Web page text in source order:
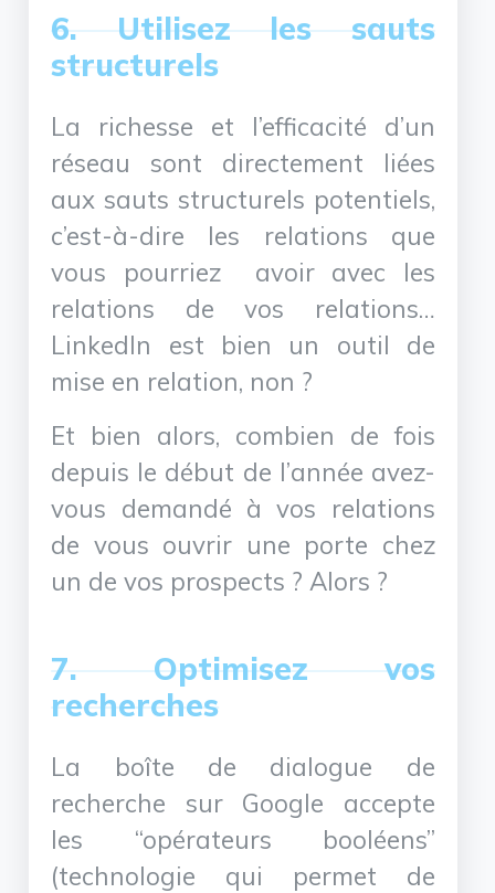
6. Utilisez les sauts
structurels
La richesse et l’efficacité d’un
réseau sont directement liées
aux sauts structurels potentiels,
c’est-à-dire les relations que
vous pourriez avoir avec les
relations de vos relations…
LinkedIn est bien un outil de
mise en relation, non ?
Et bien alors, combien de fois
depuis le début de l’année avez-
vous demandé à vos relations
de vous ouvrir une porte chez
un de vos prospects ? Alors ?
7. Optimisez vos
recherches
La boîte de dialogue de
recherche sur Google accepte
les “opérateurs booléens”
(technologie qui permet de